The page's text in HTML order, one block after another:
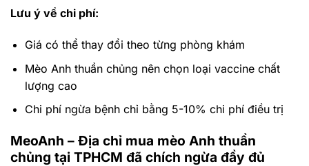
Lưu ý về chi phí:
Giá có thể thay đổi theo từng phòng khám
Mèo Anh thuần chủng nên chọn loại vaccine chất
lượng cao
Chi phí ngừa bệnh chỉ bằng 5-10% chi phí điều trị
MeoAnh – Địa chỉ mua mèo Anh thuần
chủng tại TPHCM đã chích ngừa đầy đủ